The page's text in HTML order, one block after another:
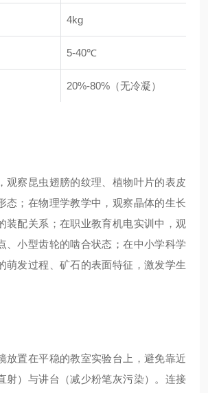
4kg
5-40℃
20%-80%（无冷凝）
观察昆虫翅膀的纹理、植物叶片的表皮
态；在物理学教学中，观察晶体的生长
装配关系；在职业教育机电实训中，观
、小型齿轮的啮合状态；在中小学科学
萌发过程、矿石的表面特征，激发学生
放置在平稳的教室实验台上，避免靠近
射）与讲台（减少粉笔灰污染）。连接